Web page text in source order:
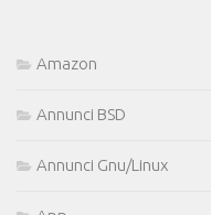
Amazon
Annunci BSD
Annunci Gnu/Linux